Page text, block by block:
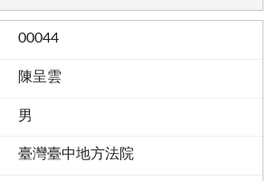
00044
陳呈雲
男
臺灣臺中地方法院